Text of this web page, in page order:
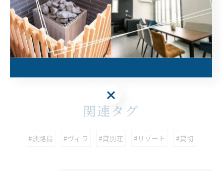
--
一棟貸し プライベート
関連タグ
#淡路島 #ヴィラ #貸別荘 #リゾート #貸切